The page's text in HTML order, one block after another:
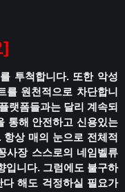
]
투척합니다. 또한 악성
를 원천적으로 차단합니
랫폼들과는 달리 계속되
통해 안전하고 신용있는
항상 매의 눈으로 전체적
사장 스스로의 네임벨류
입니다. 그럼에도 불구하
다 해도 걱정하실 필요가